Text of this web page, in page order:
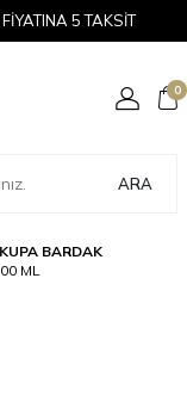
5 TAKSİT
ARA
0
KUPA BARDAK
ML